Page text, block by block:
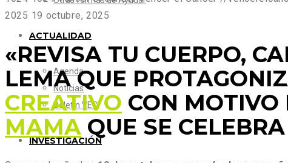
ACTUALIDAD
Agenda
Noticias
Boletín VEC
INVESTIGACIÓN
2025 19 octubre, 2025
«REVISA TU CUERPO,
LEMA QUE
CREATIVO CON MOTIVO
MAMA QUE SE